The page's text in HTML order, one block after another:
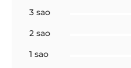
3 sao
2 sao
1 sao